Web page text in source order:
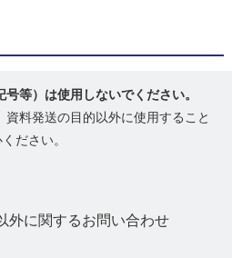
等）は使用しないでください。
料発送の目的以外に使用すること
ださい。
外に関するお問い合わせ